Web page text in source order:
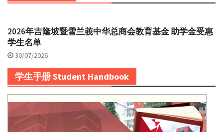
2026年吉隆坡暨雪兰莪中华总商会教育基金 助学金受惠
学生名单
30/07/2026
学生手册 Student Handbook